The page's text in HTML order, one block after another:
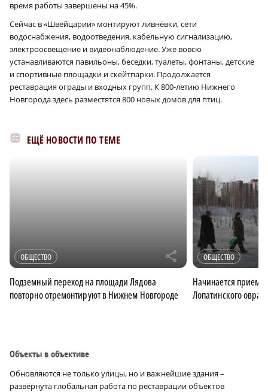
время работы завершены на 45%.
Сейчас в «Швейцарии» монтируют ливнёвки, сети
водоснабжения, водоотведения, кабельную сигнализацию,
электроосвещение и видеонаблюдение. Уже вовсю
устанавливаются павильоны, беседки, туалеты, фонтаны, детские
и спортивные площадки и скейтпарки. Продолжается
реставрация ограды и входных групп. К 800-летию Нижнего
Новгорода здесь разместятся 800 новых домов для птиц.
ЕЩЁ НОВОСТИ ПО ТЕМЕ
ОБЩЕСТВО r
Подземный переход на площади Лядова
повторно отремонтируют в Нижнем Новгороде
ОБЩЕСТВО
Начинается прием
Лопатинского
Объекты в объективе
Обновляются не только улицы, но и важнейшие здания –
развёрнута глобальная работа по реставрации объектов